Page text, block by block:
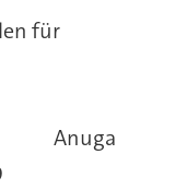
für
Anuga